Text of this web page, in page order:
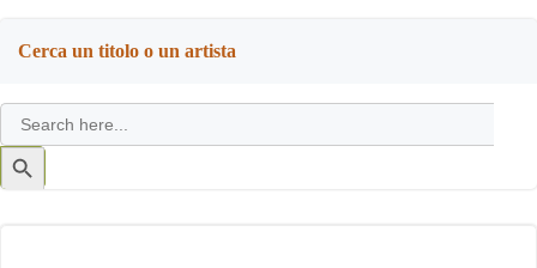
Cerca un titolo o un artista
Search
for:
Search
Button